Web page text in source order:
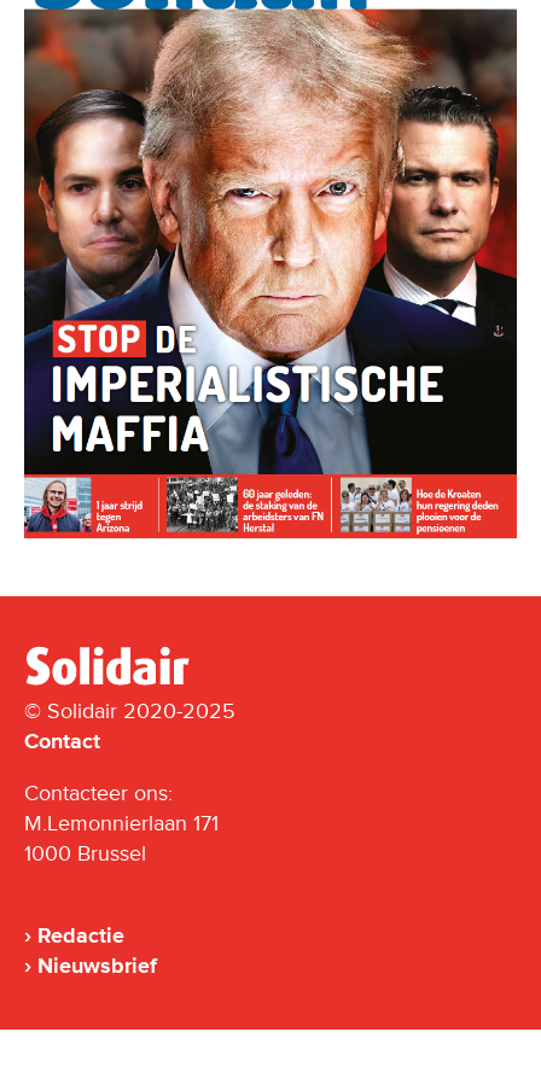
© Solidair 2020-2025
Contact
Contacteer ons:
M.Lemonnierlaan 171
1000 Brussel
Redactie
Nieuwsbrief